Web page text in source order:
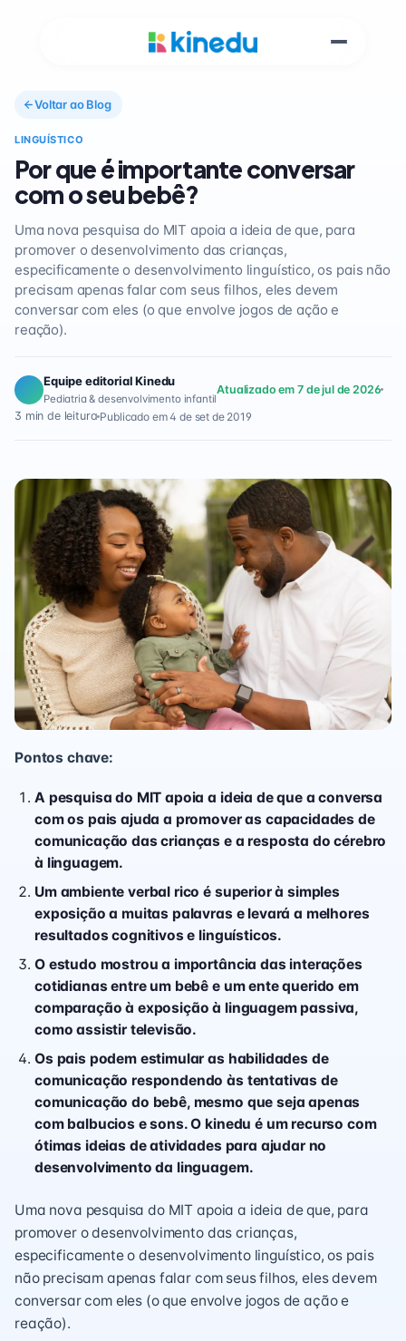
Voltar ao Blog
LINGUÍSTICO
Por que é importante conversar
com o seu bebê?
Uma nova pesquisa do MIT apoia a ideia de que, para
promover o desenvolvimento das crianças,
especificamente o desenvolvimento linguístico, os pais não
precisam apenas falar com seus filhos, eles devem
conversar com eles (o que envolve jogos de ação e
reação).
Equipe editorial Kinedu
Pediatria & desenvolvimento infantil
Atualizado em 7 de jul de 2026
3 min de leitura Publicado em 4 de set de 2019
Pontos chave:
A pesquisa do MIT apoia a ideia de que a conversa
com os pais ajuda a promover as capacidades de
comunicação das crianças e a resposta do cérebro
à linguagem.
Um ambiente verbal rico é superior à simples
exposição a muitas palavras e levará a melhores
resultados cognitivos e linguísticos.
O estudo mostrou a importância das interações
cotidianas entre um bebê e um ente querido em
comparação à exposição à linguagem passiva,
como assistir televisão.
Os pais podem estimular as habilidades de
comunicação respondendo às tentativas de
comunicação do bebê, mesmo que seja apenas
com balbucios e sons. O kinedu é um recurso com
ótimas ideias de atividades para ajudar no
desenvolvimento da linguagem.
Uma nova pesquisa do MIT apoia a ideia de que, para
promover o desenvolvimento das crianças,
especificamente o desenvolvimento linguístico, os pais
não precisam apenas falar com seus filhos, eles devem
conversar com eles (o que envolve jogos de ação e
reação).